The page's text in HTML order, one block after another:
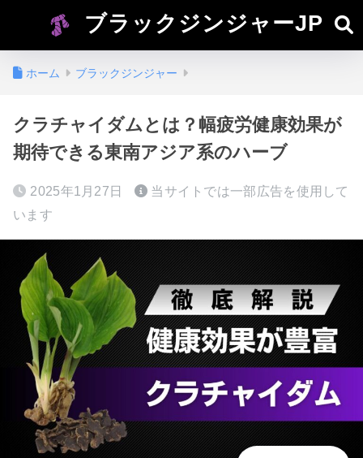
ブラックジンジャーJP
ホーム ブラックジンジャー
クラチャイダムとは？幅疲労健康効果が
期待できる東南アジア系のハーブ
2025年1月27日
当サイトでは一部広告を使用して
います